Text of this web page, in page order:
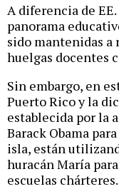
A diferencia de
panorama
sido mantenidas a
huelgas docentes
Sin embargo, en
Puerto Rico y la
establecida por la
Barack Obama
isla, están
huracán María
escuelas chárteres.